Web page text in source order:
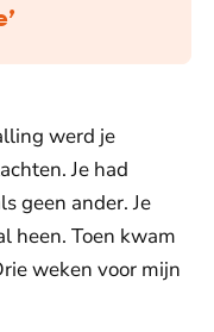
werd je
Je had
geen ander. Je
heen. Toen kwam
weken voor mijn